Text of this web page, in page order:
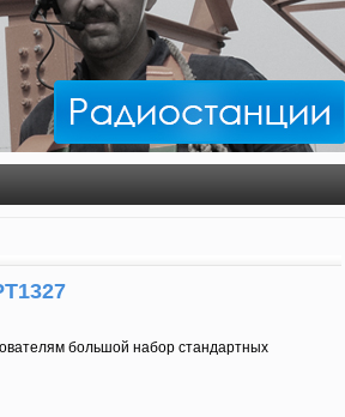
большой набор стандартных